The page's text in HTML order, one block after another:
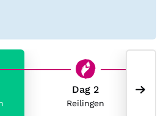
De reis vervolgt zich naar
een koning te rijk in het
Davos.
vorstendom Liechtenstein in
Dag 2
Reilingen